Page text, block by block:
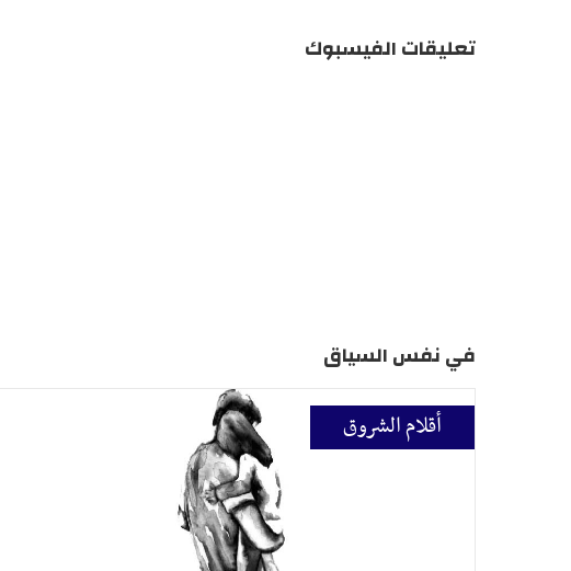
تعليقات الفيسبوك
في نفس السياق
أقلام الشروق